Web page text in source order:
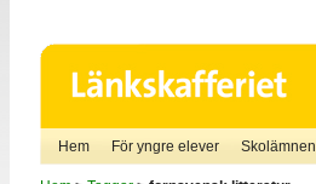
Hem För yngre elever Skolämnen